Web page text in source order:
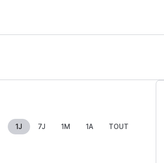
1J 7J 1M 1A TOUT